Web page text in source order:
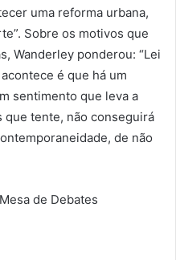
uma reforma urbana,
Sobre os motivos que
Wanderley ponderou: “Lei
é que há um
sentimento que leva a
que tente, não conseguirá
de não
de Debates